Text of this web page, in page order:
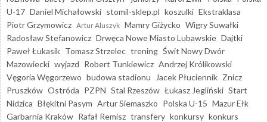
U-17 Daniel Michałowski stomil-sklep.pl koszulki Ekstraklasa
Piotr Grzymowicz Artur Aluszyk Mamry Giżycko Wigry Suwałki
Radosław Stefanowicz Drwęca Nowe Miasto Lubawskie Dajtki
Paweł Łukasik Tomasz Strzelec trening Świt Nowy Dwór
Mazowiecki wyjazd Robert Tunkiewicz Andrzej Królikowski
Vęgoria Węgorzewo budowa stadionu Jacek Płuciennik Znicz
Pruszków Ostróda PZPN Stal Rzeszów Łukasz Jegliński Start
Nidzica Błękitni Pasym Artur Siemaszko Polska U-15 Mazur Ełk
Garbarnia Kraków Rafał Remisz transfery konkursy konkurs